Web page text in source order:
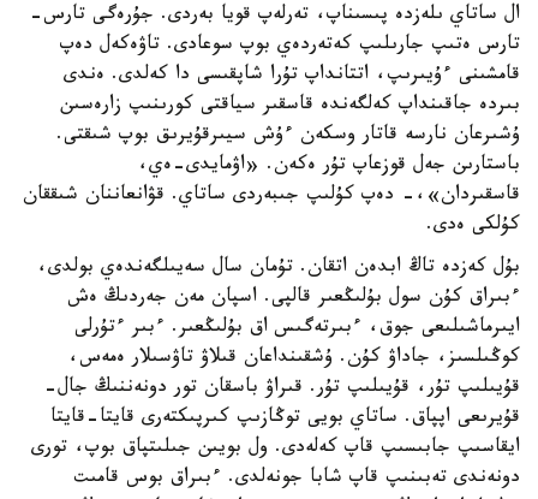
ال ساتاي ىلەزدە پىسىناپ، تەرلەپ قويا بەردى. جۇرەگى تارس-
تارس ەتىپ جارىلىپ كەتەردەي بوپ سوعادى. تاۋەكەل دەپ
قامشىنى ءۇيىرىپ، اتتانداپ تۇرا شاپقىسى دا كەلدى. ەندى
بىردە جاقىنداپ كەلگەندە قاسقىر سياقتى كورىنىپ زارەسىن
ۇشىرعان نارسە قاتار وسكەن ءۇش سيىرقۇيرىق بوپ شىقتى.
باستارىن جەل قوزعاپ تۇر ەكەن. «اۋمايدى-ەي،
قاسقىردان»،- دەپ كۇلىپ جىبەردى ساتاي. قۋانعاننان شىققان
كۇلكى ەدى.
بۇل كەزدە تاڭ ابدەن اتقان. تۇمان سال سەيىلگەندەي بولدى،
ءبىراق كۇن سول بۇلىڭعىر قالپى. اسپان مەن جەردىڭ ەش
ايىرماشىلىعى جوق، ءبىرتەگىس اق بۇلىڭعىر. ءبىر ءتۇرلى
كوڭىلسىز، جاداۋ كۇن. ۇشقىنداعان قىلاۋ تاۋسىلار ەمەس،
قۇيىلىپ تۇر، قۇيىلىپ تۇر. قىراۋ باسقان تور دونەننىڭ جال-
قۇيرىعى اپپاق. ساتاي بويى توڭازىپ كىرپىكتەرى قايتا-قايتا
ايقاسىپ جابىسىپ قاپ كەلەدى. ول بويىن جىلىتپاق بوپ، تورى
دونەندى تەبىنىپ قاپ شابا جونەلدى. ءبىراق بوس قامىت